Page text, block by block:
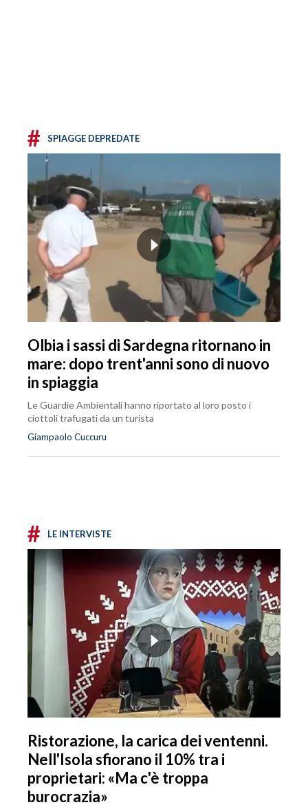
# SPIAGGE DEPREDATE
Olbia i sassi di Sardegna ritornano in
mare: dopo trent'anni sono di nuovo
in spiaggia
Le Guardie Ambientali hanno riportato al loro posto i
ciottoli trafugati da un turista
Giampaolo Cuccuru
# LE INTERVISTE
Ristorazione, la carica dei ventenni.
Nell'Isola sfiorano il 10% tra i
proprietari: «Ma c'è troppa
burocrazia»